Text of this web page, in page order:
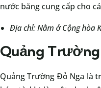
nước băng cung cấp cho
Địa chỉ: Nằm ở Cộng hòa
Quảng
Quảng Trường Đỏ Nga là